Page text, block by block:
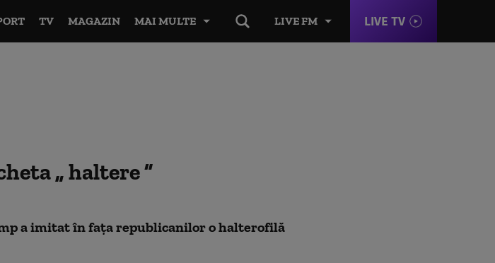
LIVE FM LIVE TV
TV MAGAZIN MAI MULTE
haltere
a imitat în fața republicanilor o halterofilă